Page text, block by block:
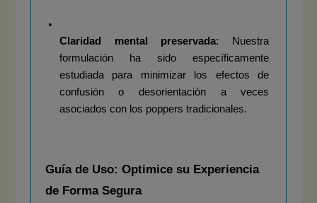
Claridad mental preservada: Nuestra
formulación ha sido específicamente
estudiada para minimizar los efectos de
confusión o desorientación a veces
asociados con los poppers tradicionales.
Guía de Uso: Optimice su Experiencia
de Forma Segura